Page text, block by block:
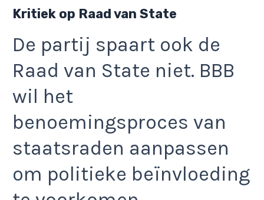
Kritiek op Raad van State
De partij spaart ook de
Raad van State niet. BBB
wil het
benoemingsproces van
staatsraden aanpassen
om politieke beïnvloeding